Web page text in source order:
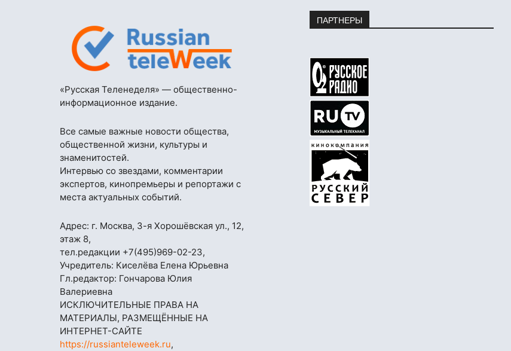
«Русская Теленеделя» — общественно-
информационное издание.
Все самые важные новости общества,
общественной жизни, культуры и
знаменитостей.
Интервью со звездами, комментарии
экспертов, кинопремьеры и репортажи с
места актуальных событий.
Адрес: г. Москва, 3-я Хорошёвская ул., 12,
этаж 8,
тел.редакции +7(495)969-02-23,
Учредитель: Киселёва Елена Юрьевна
Гл.редактор: Гончарова Юлия
Валериевна
ИСКЛЮЧИТЕЛЬНЫЕ ПРАВА НА
МАТЕРИАЛЫ, РАЗМЕЩЁННЫЕ НА
ИНТЕРНЕТ-САЙТЕ
https://russianteleweek.ru,
ПАРТНЕРЫ